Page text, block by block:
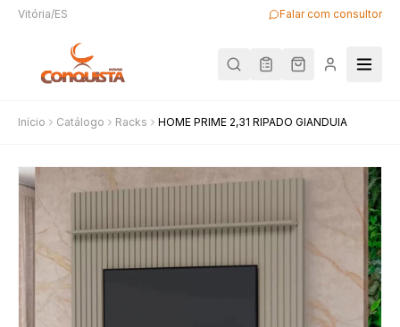
Vitória/ES Falar com consultor
Início Catálogo Racks HOME PRIME 2,31 RIPADO GIANDUIA